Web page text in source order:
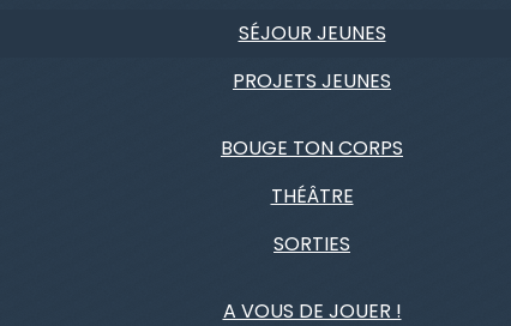
SÉJOUR JEUNES
PROJETS JEUNES
BOUGE TON CORPS
THÉÂTRE
SORTIES
A VOUS DE JOUER !